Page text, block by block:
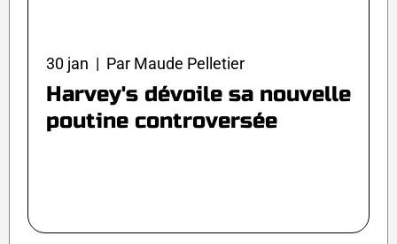
30 jan | Par Maude Pelletier
Harvey's dévoile sa nouvelle
poutine controversée